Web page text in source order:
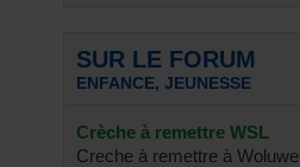
SUR LE FORUM
ENFANCE, JEUNESSE
Crèche à remettre WSL
Creche à remettre à